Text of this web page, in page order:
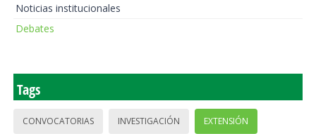
Noticias institucionales
Debates
Tags
CONVOCATORIAS INVESTIGACIÓN EXTENSIÓN